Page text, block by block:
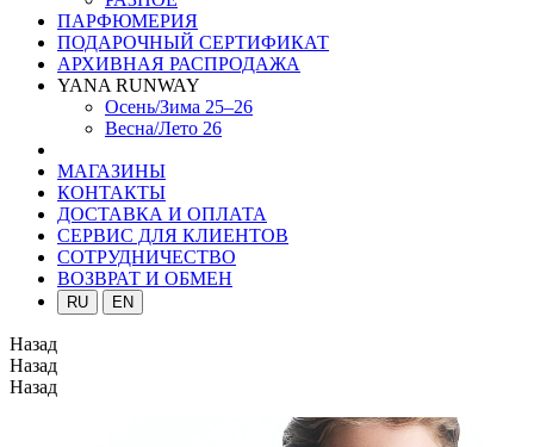
ПАРФЮМЕРИЯ
ПОДАРОЧНЫЙ СЕРТИФИКАТ
АРХИВНАЯ РАСПРОДАЖА
YANA RUNWAY
Осень/Зима 25–26
Весна/Лето 26
МАГАЗИНЫ
КОНТАКТЫ
ДОСТАВКА И ОПЛАТА
СЕРВИС ДЛЯ КЛИЕНТОВ
СОТРУДНИЧЕСТВО
ВОЗВРАТ И ОБМЕН
RU EN
Назад
Назад
Назад